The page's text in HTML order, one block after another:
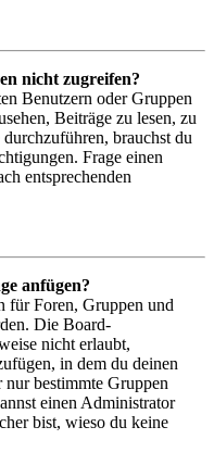
nicht zugreifen?
Benutzern oder Gruppen
Beiträge zu lesen, zu
brauchst du
Frage einen
entsprechenden
anfügen?
für Foren, Gruppen und
Die Board-
nicht erlaubt,
in dem du deinen
nur bestimmte Gruppen
einen Administrator
bist, wieso du keine